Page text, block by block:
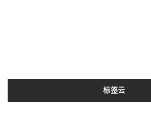
标签云